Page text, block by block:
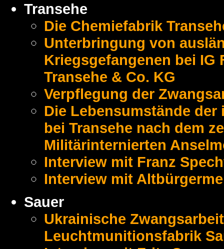
Transehe
Die Chemiefabrik
Unterbringung von
Kriegsgefangenen bei IG
Transehe & Co. KG
Verpflegung der
Die Lebensumstände
bei Transehe nach dem
Militärinternierten
Interview mit Franz
Interview mit
Sauer
Ukrainische
Leuchtmunitionsfabrik